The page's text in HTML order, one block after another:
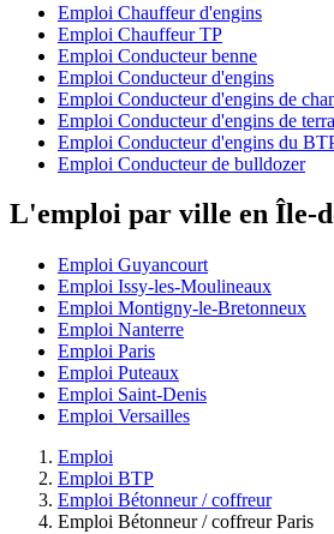
Emploi Chauffeur d'engins
Emploi Chauffeur TP
Emploi Conducteur benne
Emploi Conducteur d'engins
Emploi Conducteur d'engins de
Emploi Conducteur d'engins de
Emploi Conducteur d'engins du
Emploi Conducteur de bulldozer
L'emploi par ville en Île-
Emploi Guyancourt
Emploi Issy-les-Moulineaux
Emploi Montigny-le-Bretonneux
Emploi Nanterre
Emploi Paris
Emploi Puteaux
Emploi Saint-Denis
Emploi Versailles
Emploi
Emploi BTP
Emploi Bétonneur / coffreur
Emploi Bétonneur / coffreur Paris